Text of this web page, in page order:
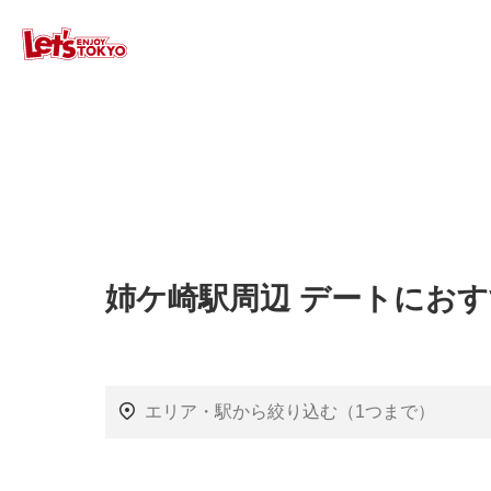
姉ケ崎駅周辺 デートにお